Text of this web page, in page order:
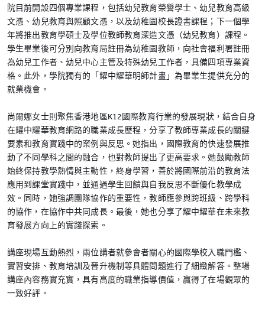
院目前開設四個專業課程，包括幼兒教育榮譽學士、幼兒教育高級
文憑、幼兒教育與照顧文憑，以及幼稚園校長證書課程；下一個學
年將推出教育學碩士及學位教師教育深造文憑（幼兒教育）課程。
學生畢業後可分別向教育局註冊為幼稚園教師，向社會福利署註冊
為幼兒工作者、幼兒中心主管及特殊幼兒工作者，具備四項專業資
格。此外，學院獨有的「耀中耀華明師計畫」為畢業生提供充分的
就業機會。
尚爾娜女士則聚焦香港地區K12國際教育行業的發展現狀，結合自身
在耀中耀華教育網路的職業成長歷程，分享了教師專業成長的關鍵
要素和教育實踐中的案例與反思。她指出，國際教育的快速發展推
動了不同學科之間的融合，也對教師提出了更高要求。她鼓勵教師
始終保持教學熱情與主動性，終身學習，善於將國際前沿的教育法
應用到課堂實踐中，並通過學生回饋與自我反思不斷優化教學成
效。同時，她強調團隊協作的重要性，教師應參與跨班級、跨學科
的協作，在協作中共同成長。最後，她也分享了耀中耀華在未來教
育發展方向上的實踐探索。
講座現場互動熱烈，兩位講者就參會者關心的國際學校入職門檻、
實習安排、教育培訓及晉升機制等具體問題進行了細緻解答。整場
講座內容務實充實，具有高度的職業指導價值，贏得了在場觀眾的
一致好評。